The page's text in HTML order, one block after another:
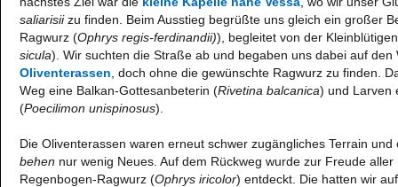
saliarisiizu finden. Beim Ausstieg begrüßte uns gleich ein großer
Ragwurz (Ophrys regis-ferdinandii)), begleitet von der
sicula). Wir suchten die Straße ab und begaben uns dabei auf den
Oliventerassen , doch ohne die gewünschte Ragwurz zu finden.
Weg eine Balkan-Gottesanbeterin (Rivetina balcanica) und Larven
(Poecilimon unispinosus).
Die Oliventerassen waren erneut schwer zugängliches Terrain
behen nur wenig Neues. Auf dem Rückweg wurde zur Freude
Regenbogen-Ragwurz (Ophrys iricolor) entdeckt. Die hatten wir